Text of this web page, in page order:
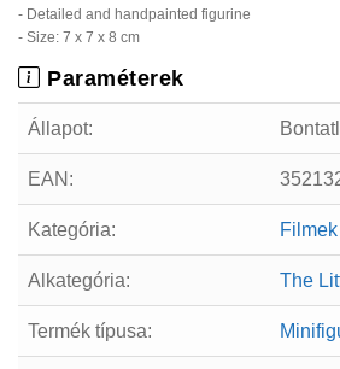
- Detailed and handpainted figurine
- Size: 7 x 7 x 8 cm
Paraméterek
Állapot:
EAN:
Kategória: Filmek
Alkategória: The
Termék típusa: